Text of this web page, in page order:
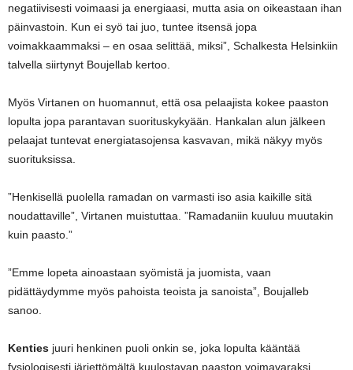
negatiivisesti voimaasi ja energiaasi, mutta asia on oikeastaan ihan
päinvastoin. Kun ei syö tai juo, tuntee itsensä jopa
voimakkaammaksi – en osaa selittää, miksi”, Schalkesta Helsinkiin
talvella siirtynyt Boujellab kertoo.
Myös Virtanen on huomannut, että osa pelaajista kokee paaston
lopulta jopa parantavan suorituskykyään. Hankalan alun jälkeen
pelaajat tuntevat energiatasojensa kasvavan, mikä näkyy myös
suorituksissa.
”Henkisellä puolella ramadan on varmasti iso asia kaikille sitä
noudattaville”, Virtanen muistuttaa. ”Ramadaniin kuuluu muutakin
kuin paasto.”
”Emme lopeta ainoastaan syömistä ja juomista, vaan
pidättäydymme myös pahoista teoista ja sanoista”, Boujalleb
sanoo.
Kenties juuri henkinen puoli onkin se, joka lopulta kääntää
fysiologisesti järjettömältä kuulostavan paaston voimavaraksi.